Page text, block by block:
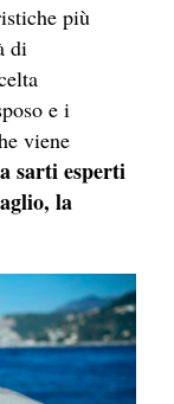
più
di
e i
viene
sarti esperti
la